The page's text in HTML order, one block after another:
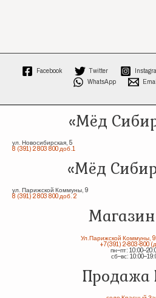
Facebook Twitter
WhatsApp
Email
«Мёд
ул. Новосибирская, 5
8 (391) 2 803 800 доб.1
«Мёд
ул. Парижской Коммуны, 9
8 (391) 2 803 800 доб. 2
Ул.Парижской Коммуны,
+7(391) 2-803-800
пн–пт:
сб–вс:
Продажа